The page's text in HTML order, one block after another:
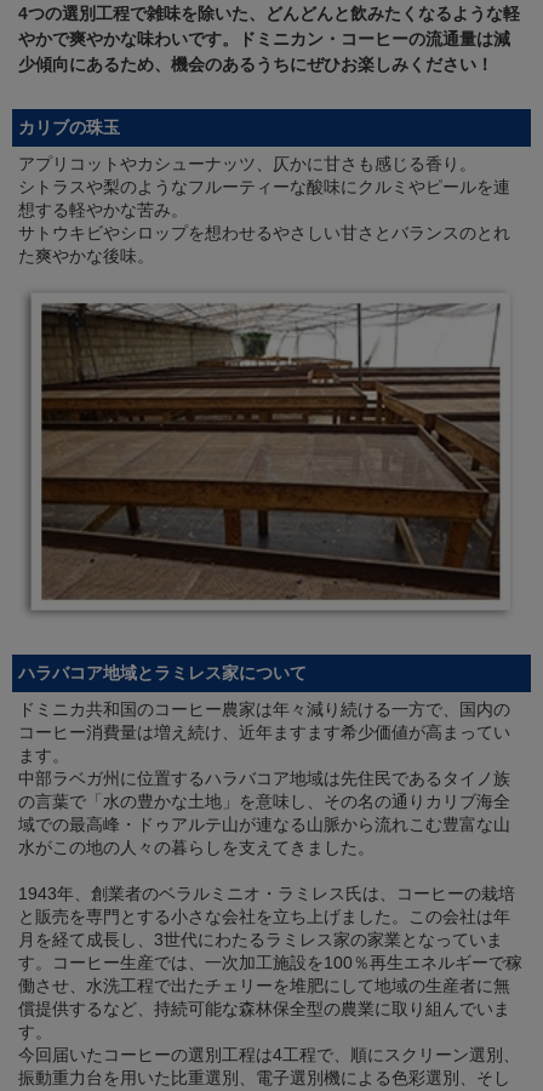
4つの選別工程で雑味を除いた、どんどんと飲みたくなるような軽
やかで爽やかな味わいです。ドミニカン・コーヒーの流通量は減
少傾向にあるため、機会のあるうちにぜひお楽しみください！
カリブの珠玉
アプリコットやカシューナッツ、仄かに甘さも感じる香り。
シトラスや梨のようなフルーティーな酸味にクルミやピールを連
想する軽やかな苦み。
サトウキビやシロップを想わせるやさしい甘さとバランスのとれ
た爽やかな後味。
ハラバコア地域とラミレス家について
ドミニカ共和国のコーヒー農家は年々減り続ける一方で、国内の
コーヒー消費量は増え続け、近年ますます希少価値が高まってい
ます。
中部ラベガ州に位置するハラバコア地域は先住民であるタイノ族
の言葉で「水の豊かな土地」を意味し、その名の通りカリブ海全
域での最高峰・ドゥアルテ山が連なる山脈から流れこむ豊富な山
水がこの地の人々の暮らしを支えてきました。
1943年、創業者のベラルミニオ・ラミレス氏は、コーヒーの栽培
と販売を専門とする小さな会社を立ち上げました。この会社は年
月を経て成長し、3世代にわたるラミレス家の家業となっていま
す。コーヒー生産では、一次加工施設を100％再生エネルギーで稼
働させ、水洗工程で出たチェリーを堆肥にして地域の生産者に無
償提供するなど、持続可能な森林保全型の農業に取り組んでいま
す。
今回届いたコーヒーの選別工程は4工程で、順にスクリーン選別、
振動重力台を用いた比重選別、電子選別機による色彩選別、そし